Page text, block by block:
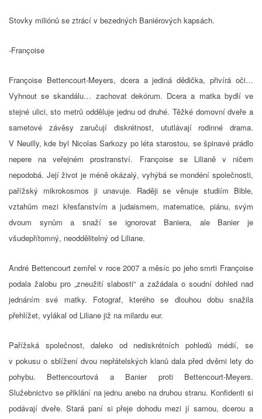
Stovky miliónů se ztrácí v bezedných Baniérových kapsách.
-Françoise
Françoise Bettencourt-Meyers, dcera a jediná dědička, přivírá oči…
Vyhnout se skandálu… zachovat dekórum. Dcera a matka bydlí ve
stejné ulici, sto metrů odděluje jednu od druhé. Těžké domovní dveře a
sametové závěsy zaručují diskrétnost, ututlávají rodinné drama.
V Neuilly, kde byl Nicolas Sarkozy po léta starostou, se špinavé prádlo
nepere na veřejném prostranství. Françoise se Lilianě v ničem
nepodobá. Její život je méně okázalý, vyhýbá se mondéní společnosti,
pařížský mikrokosmos ji unavuje. Raději se věnuje studiím Bible,
vztahům mezi křesťanstvím a judaismem, matematice, piánu, svým
dvoum synům a snaží se ignorovat Baniera, ale Banier je
všudepřítomný, neoddělitelný od Liliane.
André Bettencourt zemřel v roce 2007 a měsíc po jeho smrti Françoise
podala žalobu pro „zneužití slabosti“ a zažádala o soudní dohled nad
jednáním své matky. Fotograf, kterého se dlouhou dobu snažila
přehlížet, vylákal od Liliane již na milardu eur.
Pařížská společnost, daleko od nediskrétních pohledů médií, se
v pokusu o sblížení dvou nepřátelských klanů dala před dvěmi lety do
pohybu. Bettencourtová a Banier proti Bettencourt-Meyers.
Služebnictvo se přiklání na jednu anebo na druhou stranu. Konfidenti si
podávají dveře. Stará paní si přeje dohodu mezi jí samou, dcerou a